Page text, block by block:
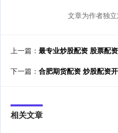
文章为作者独
上一篇： 最专业炒股配资 股票配
下一篇： 合肥期货配资 炒股配资
相关文章